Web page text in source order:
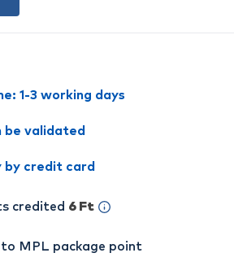
1-3 working days
be validated
by credit card
credited 6 Ft
to MPL package point